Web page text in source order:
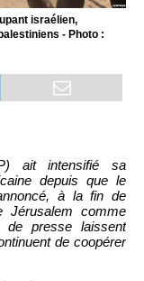
israélien,
- Photo :
ait intensifié sa
depuis que le
à la fin de
Jérusalem comme
de presse laissent
de coopérer